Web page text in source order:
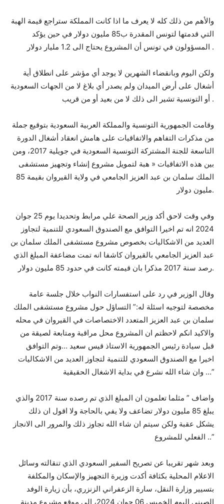
والأهم من ذلك كله لا يعرف ما اذا كانت المملكة ستراجع قيمة الهبة
التي قدمتها لتونس المقدرة ب85 مليون دولار في حين يؤكد
المسؤولون في تونس أن المشروع يحتاج الى 1.2 مليار دولار .
ولكن اليوم وبانقضاء الشهرين لا يوجد أي مؤشر على انطلاق أية
أشغال على أرض الميدان ولم يصدر أي بلاغ لا من الجهات السعودية
أو التونسية تشير الى ذلك لا من بعيد أو من قريب .
وقامت الجمهورية التونسية والمملكة العربية السعودية بتوقيع جملة
من مذكرات التفاهم والاتفاقيات على هامش انعقاد أشغال الدورة
التاسعة للجنة المشتركة التونسية السعودية في جويلية 2017، ومن
بين هذه الاتفاقيات « هبة لتمويل مشروع إنشاء وتجهيز مستشفى
الملك سلمان بن عبد العزيز الجامعي في ولاية القيروان بقيمة 85
مليون دولار.
وفي وقت لاحق أكد وزير الصحة علي مرابط وتحديدا يوم 25 جوان
2024 انه تم اخيرا التوافق مع الصندوق السعودي للتنمية لتجاوز
العديد من الاشكاليات بخصوص مشروع مستشفى الملك سلمان بن
عبد العزيز الجامعي بالقيروان كاشفا انه تمت مضاعفة المبلغ الذي
رصد سنة 2017 مذكرا بان قيمته كانت في حدود 85 مليون دولار.
وقال الوزير في رد على استفسارات النواب خلال جلسة عامة
مخصصة لتوجيه اسئلة له:” التساؤل حول مشروع مستشفى الملك
سلمان بن عبد العزيز المتعدد الاختصاصات في القيروان في محله
والاكيد انكم لاحظتم ان المشروع محل مراقبة ومتابعة لصيقة من
قبل سيادة رئيس الجمهورية الاستاذ قيس سعيد …وتم التوافق
اخيرا مع الصندوق السعودي للتنمية لتجاوز العديد من الاشكاليات
وان شاء الله نشرع في بداية الاشغال الحقيقية …”
واضاف ” مثلما تعلمون ان المبلغ الذي تم رصده سنة 2017 والذي
يبلغ 85 مليون دولار تضاعف ولا يفي بالحاجة ولا اقول ان ذلك
يشكل عقبة ولكن سيتم ان شاء الله تجاوز ذلك والمرور الى الانجاز
الفعلي للمشروع ..”
وبعد شهر تقريبا عن تصريح السفير السعودي الذي تنقالته وسائل
الاعلام المحلية بكثافة أكدت وزيرة التجهيز والإسكان والمكلفة
بتسيير وزارة النقل، سارة الزعفراني الزنزري، بأن زيارة الوفد
الصيني اليوم الخميس 06 جوان 2024، إلى موقع مشروع مدينة